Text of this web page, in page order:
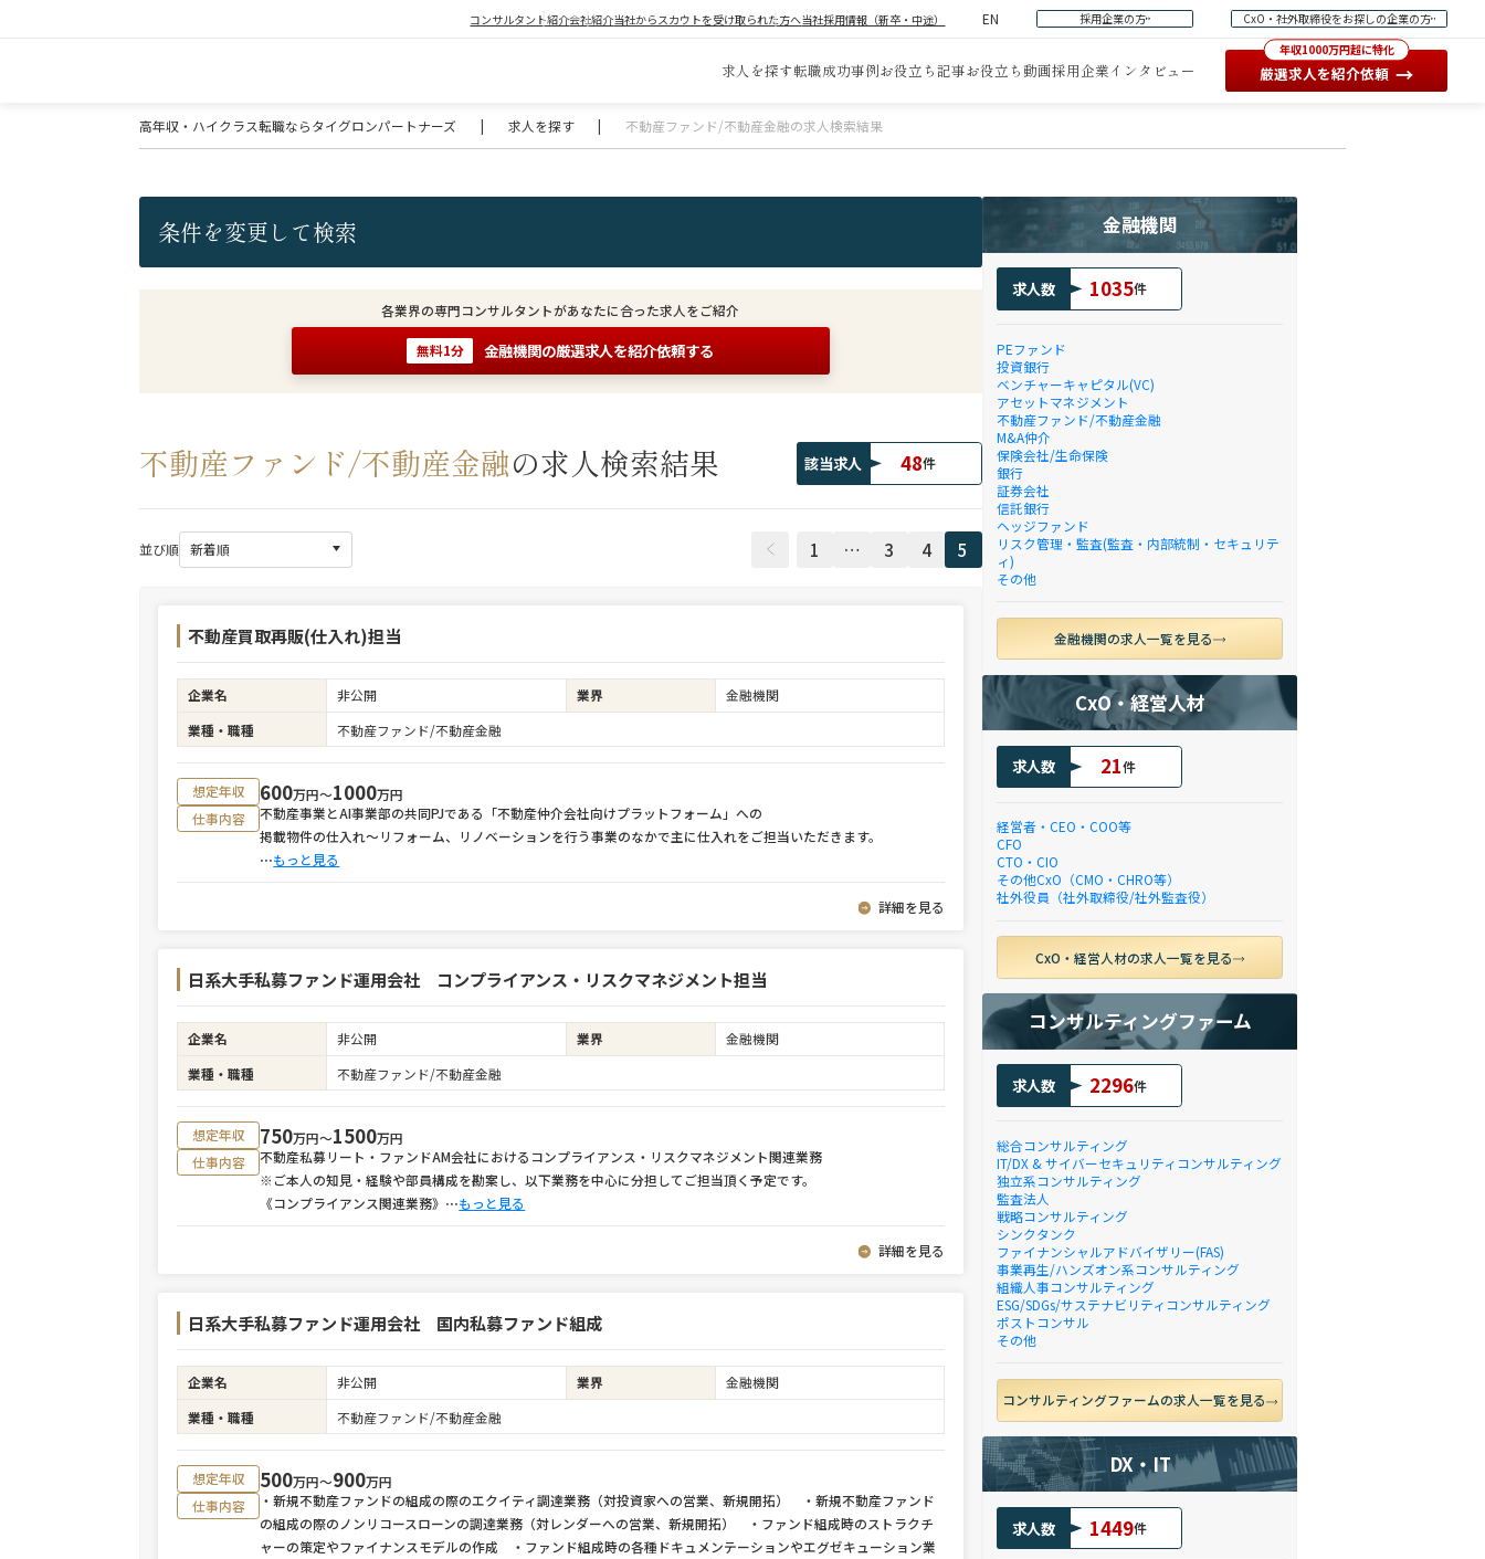
コンサルタント紹介会社紹介当社からスカウトを受け取られた方へ当社採用情報（新卒・中途） EN 採用企業の方 CxO・社外取締役をお探しの企業の方
求人を探す転職成功事例お役立ち記事お役立ち動画採用企業インタビュー
年収1000万円超に特化
厳選求人を紹介依頼 →
高年収・ハイクラス転職ならタイグロンパートナーズ | 求人を探す | 不動産ファンド/不動産金融の求人検索結果
条件を変更して検索
各業界の専門コンサルタントがあなたに合った求人をご紹介
無料1分 金融機関の厳選求人を紹介依頼する
不動産ファンド/不動産金融の求人検索結果 該当求人 48件
並び順 1 … 3 4 5
不動産買取再販(仕入れ)担当
企業名 非公開 業界
金融機関
業種・職種
不動産ファンド/不動産金融
想定年収 600万円〜1000万円
仕事内容
不動産事業とAI事業部の共同PJである「不動産仲介会社向けプラットフォーム」への
掲載物件の仕入れ～リフォーム、リノベーションを行う事業のなかで主に仕入れをご担当いただきます。
⋯もっと見る
詳細を見る
日系大手私募ファンド運用会社 コンプライアンス・リスクマネジメント担当
企業名 非公開 業界
金融機関
業種・職種
不動産ファンド/不動産金融
想定年収 750万円〜1500万円
仕事内容
不動産私募リート・ファンドAM会社におけるコンプライアンス・リスクマネジメント関連業務
※ご本人の知見・経験や部員構成を勘案し、以下業務を中心に分担してご担当頂く予定です。
《コンプライアンス関連業務》 ⋯もっと見る
詳細を見る
日系大手私募ファンド運用会社 国内私募ファンド組成
企業名 非公開 業界
金融機関
業種・職種
不動産ファンド/不動産金融
想定年収 500万円〜900万円
仕事内容
・新規不動産ファンドの組成の際のエクイティ調達業務（対投資家への営業、新規開拓） ・新規不動産ファンド
の組成の際のノンリコースローンの調達業務（対レンダーへの営業、新規開拓） ・ファンド組成時のストラクチ
ャーの策定やファイナンスモデルの作成 ・ファンド組成時の各種ドキュメンテーションやエグゼキューション業
金融機関
求人数 1035件
PEファンド
投資銀行
ベンチャーキャピタル(VC)
アセットマネジメント
不動産ファンド/不動産金融
M&A仲介
保険会社/生命保険
銀行
証券会社
信託銀行
ヘッジファンド
リスク管理・監査(監査・内部統制・セキュリテ
ィ)
その他
金融機関の求人一覧を見る
CxO・経営人材
求人数 21件
経営者・CEO・COO等
CFO
CTO・CIO
その他CxO（CMO・CHRO等）
社外役員（社外取締役/社外監査役）
CxO・経営人材の求人一覧を見る
コンサルティングファーム
求人数 2296件
総合コンサルティング
IT/DX & サイバーセキュリティコンサルティング
独立系コンサルティング
監査法人
戦略コンサルティング
シンクタンク
ファイナンシャルアドバイザリー(FAS)
事業再生/ハンズオン系コンサルティング
組織人事コンサルティング
ESG/SDGs/サステナビリティコンサルティング
ポストコンサル
その他
コンサルティングファームの求人一覧を見る
DX・IT
求人数 1449件